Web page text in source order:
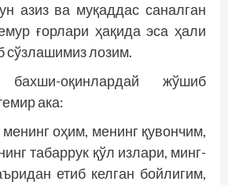
азиз ва муқаддас саналган
ғорлари ҳақида эса ҳали
сўзлашимиз лозим.
оқинлардай жўшиб
ака:
оҳим, менинг қувончим,
табаррук қўл излари, минг-
етиб келган бойлигим,